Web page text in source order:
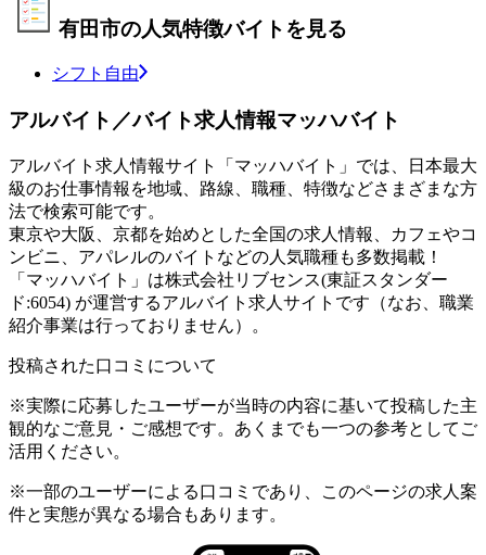
有田市の人気特徴バイトを見る
シフト自由
アルバイト／バイト求人情報マッハバイト
アルバイト求人情報サイト「マッハバイト」では、日本最大
級のお仕事情報を地域、路線、職種、特徴などさまざまな方
法で検索可能です。
東京や大阪、京都を始めとした全国の求人情報、カフェやコ
ンビニ、アパレルのバイトなどの人気職種も多数掲載！
「マッハバイト」は株式会社リブセンス(東証スタンダー
ド:6054) が運営するアルバイト求人サイトです（なお、職業
紹介事業は行っておりません）。
投稿された口コミについて
※実際に応募したユーザーが当時の内容に基いて投稿した主
観的なご意見・ご感想です。あくまでも一つの参考としてご
活用ください。
※一部のユーザーによる口コミであり、このページの求人案
件と実態が異なる場合もあります。